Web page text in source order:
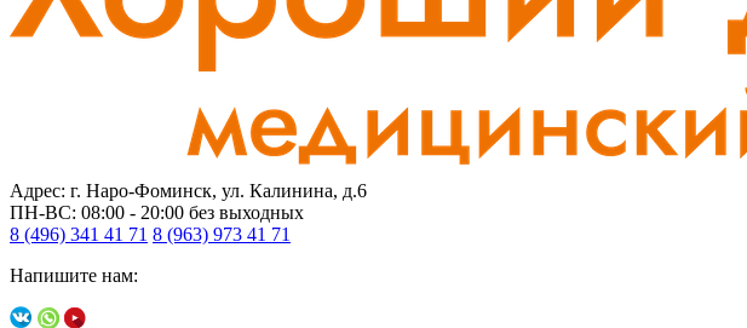
Адрес: г. Наро-Фоминск, ул. Калинина, д.6
ПН-ВС: 08:00 - 20:00 без выходных
8 (496) 341 41 71 8 (963) 973 41 71
Напишите нам: